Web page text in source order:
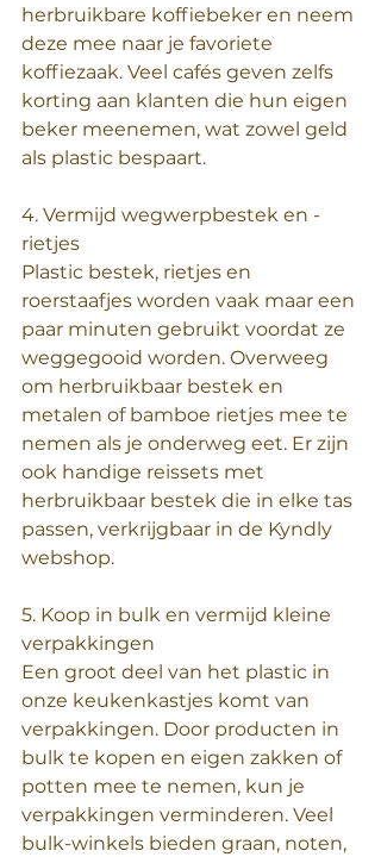
herbruikbare koffiebeker en neem
deze mee naar je favoriete
koffiezaak. Veel cafés geven zelfs
korting aan klanten die hun eigen
beker meenemen, wat zowel geld
als plastic bespaart.
4. Vermijd wegwerpbestek en -
rietjes
Plastic bestek, rietjes en
roerstaafjes worden vaak maar een
paar minuten gebruikt voordat ze
weggegooid worden. Overweeg
om herbruikbaar bestek en
metalen of bamboe rietjes mee te
nemen als je onderweg eet. Er zijn
ook handige reissets met
herbruikbaar bestek die in elke tas
passen, verkrijgbaar in de Kyndly
webshop.
5. Koop in bulk en vermijd kleine
verpakkingen
Een groot deel van het plastic in
onze keukenkastjes komt van
verpakkingen. Door producten in
bulk te kopen en eigen zakken of
potten mee te nemen, kun je
verpakkingen verminderen. Veel
bulk-winkels bieden graan, noten,